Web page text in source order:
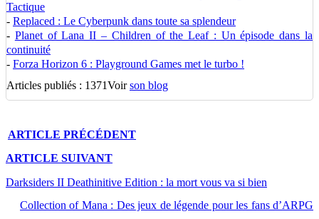
Tactique
- Replaced : Le Cyberpunk dans toute sa splendeur
- Planet of Lana II – Children of the Leaf : Un épisode dans la
continuité
- Forza Horizon 6 : Playground Games met le turbo !
Articles publiés : 1371Voirson blog
ARTICLE PRÉCÉDENT
ARTICLE SUIVANT
Darksiders II Deathinitive Edition : la mort vous va si bien
Collection of Mana : Des jeux de légende pour les fans d’ARPG